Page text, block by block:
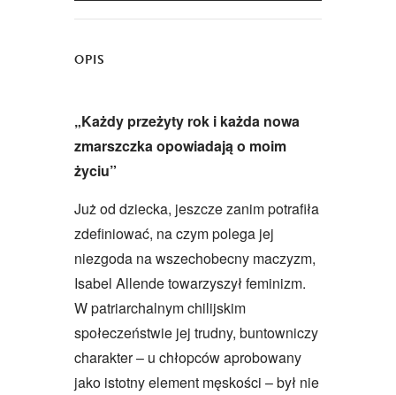
OPIS
„Każdy przeżyty rok i każda nowa
zmarszczka opowiadają o moim
życiu”
Już od dziecka, jeszcze zanim potrafiła
zdefiniować, na czym polega jej
niezgoda na wszechobecny maczyzm,
Isabel Allende towarzyszył feminizm.
W patriarchalnym chilijskim
społeczeństwie jej trudny, buntowniczy
charakter – u chłopców aprobowany
jako istotny element męskości – był nie